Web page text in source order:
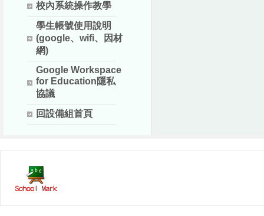
校內系統操作教學
學生帳號使用說明
(google、wifi、因材
網)
Google Workspace
for Education隱私
協議
回設備組首頁